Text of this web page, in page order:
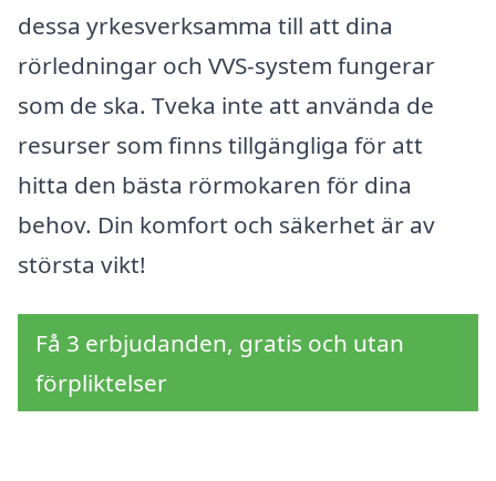
dessa yrkesverksamma till att dina
rörledningar och VVS-system fungerar
som de ska. Tveka inte att använda de
resurser som finns tillgängliga för att
hitta den bästa rörmokaren för dina
behov. Din komfort och säkerhet är av
största vikt!
Få 3 erbjudanden, gratis och utan
förpliktelser